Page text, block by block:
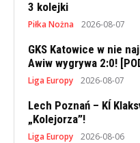
3 kolejki
Piłka Nożna 2026-08-07
GKS Katowice w nie
Awiw wygrywa 2:0!
Liga Europy 2026-08-07
Lech Poznań – KÍ
„Kolejorza”!
Liga Europy 2026-08-06